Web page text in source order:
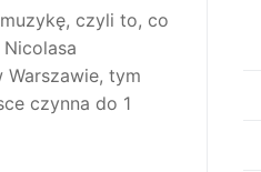
czyli to, co
Warszawie, tym
czynna do 1